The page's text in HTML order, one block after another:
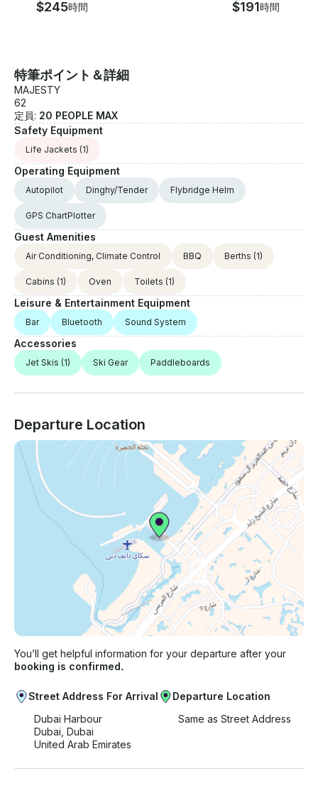
$245時間 $191時間
特筆ポイント＆詳細
MAJESTY
62
定員: 20 PEOPLE MAX
Safety Equipment
Life Jackets (1)
Operating Equipment
Autopilot Dinghy/Tender Flybridge Helm
GPS ChartPlotter
Guest Amenities
Air Conditioning, Climate Control BBQ Berths (1)
Cabins (1) Oven Toilets (1)
Leisure & Entertainment Equipment
Bar Bluetooth Sound System
Accessories
Jet Skis (1) Ski Gear Paddleboards
Departure Location
You’ll get helpful information for your departure after your
booking is confirmed.
Street Address For Arrival
Dubai Harbour
Dubai, Dubai
United Arab Emirates
Departure Location
Same as Street Address